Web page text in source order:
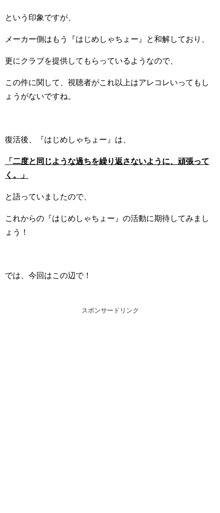
という印象ですが、
メーカー側はもう『はじめしゃちょー』と和解しており、
更にクラブを提供してもらっているようなので、
この件に関して、視聴者がこれ以上はアレコレいってもし
ょうがないですね。
復活後、『はじめしゃちょー』は、
「二度と同じような過ちを繰り返さないように、頑張って
く。」
と語っていましたので、
これからの『はじめしゃちょー』の活動に期待してみまし
ょう！
では、今回はこの辺で！
スポンサードリンク